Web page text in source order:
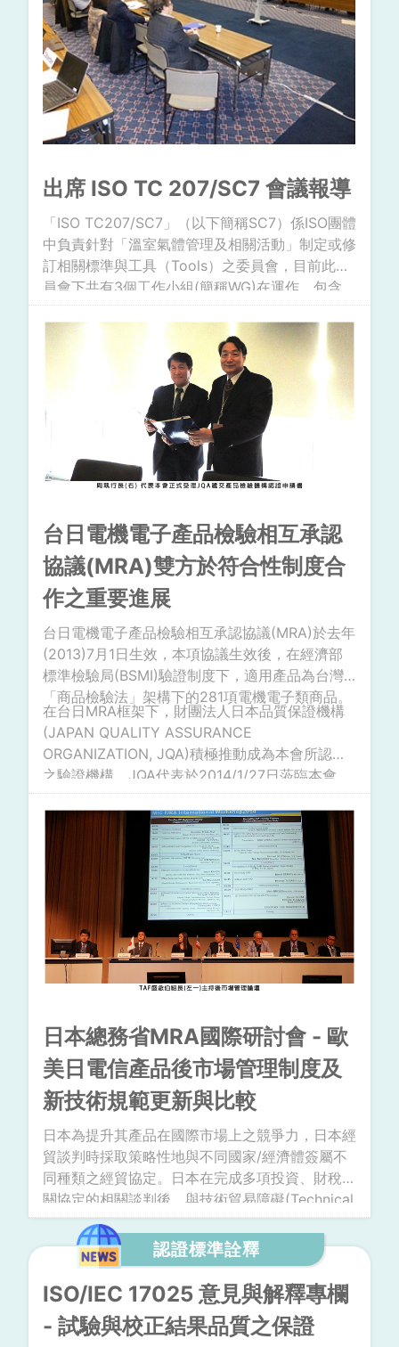
出席 ISO TC 207/SC7 會議報導
「ISO TC207/SC7」（以下簡稱SC7）係ISO團體
中負責針對「溫室氣體管理及相關活動」制定或修
訂相關標準與工具（Tools）之委員會，目前此委
員會下共有3個工作小組(簡稱WG)在運作，包含
WG 4、WG5及WG6，分別負責針對與溫室氣體
(以下簡稱GHG)相關之ISO 14064-1、ISO
14064-2及ISO 14064-3與ISO 14065標準進行制
台日電機電子產品檢驗相互承認
協議(MRA)雙方於符合性制度合
作之重要進展
台日電機電子產品檢驗相互承認協議(MRA)於去年
(2013)7月1日生效，本項協議生效後，在經濟部
標準檢驗局(BSMI)驗證制度下，適用產品為台灣
「商品檢驗法」架構下的281項電機電子類商品。
在台日MRA框架下，財團法人日本品質保證機構
(JAPAN QUALITY ASSURANCE
ORGANIZATION, JQA)積極推動成為本會所認可
之驗證機構，JQA代表於2014/1/27日蒞臨本會，
由近藤繁幸(產品安全部門理事長)及平岩貞浩(產
品安全部門計劃室室長) 向本會遞交了產品驗證機
構申請書及檢驗機構認證申請書，並由周念陵執行
長代表本會正式受理JQA的申請。
日本總務省MRA國際研討會 - 歐
美日電信產品後市場管理制度及
新技術規範更新與比較
日本為提升其產品在國際市場上之競爭力，日本經
貿談判時採取策略性地與不同國家/經濟體簽屬不
同種類之經貿協定。日本在完成多項投資、財稅相
關協定的相關談判後，與技術貿易障礙(Technical
Barrier to Trade;簡稱TBT)相關之符合性評估相互
認證協議(Mutual Recognition Agreement;簡稱
MRA)，反顯得益發重要。其中，以主管通訊與資
訊產品的總務省(MIC)為例，亦積極與不同經濟體
簽屬MRA。
認證標準詮釋
ISO/IEC 17025 意見與解釋專欄
- 試驗與校正結果品質之保證